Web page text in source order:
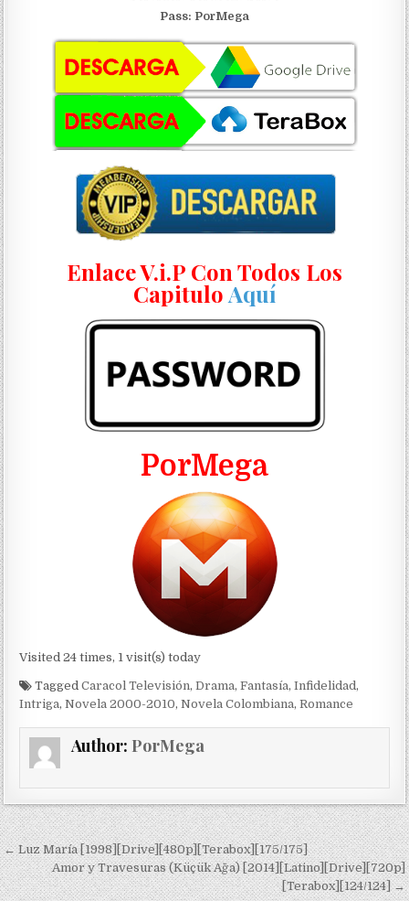
Pass: PorMega
Enlace V.i.P Con Todos Los
CapituloAquí
PorMega
Visited 24 times, 1 visit(s) today
TaggedCaracol Televisión,Drama,Fantasía,Infidelidad ,
Intriga,Novela 2000-2010,Novela Colombiana,Romance
Author: PorMega
Navegación de entradas
← Luz María [1998][Drive][480p][Terabox][175/175]
Amor y Travesuras (Küçük Ağa) [2014][Latino][Drive][720p]
[Terabox][124/124] →